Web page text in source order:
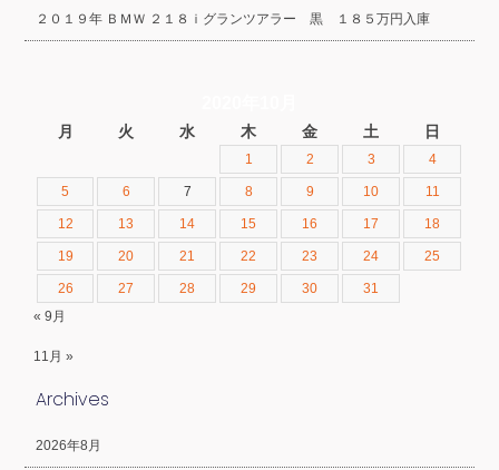
２０１９年 ＢＭＷ ２１８ｉグランツアラー 黒 １８５万円入庫
月 火 水 木 金 土 日
1 2 3 4
5 6 7 8 9 10 11
12 13 14 15 16 17 18
19 20 21 22 23 24 25
26 27 28 29 30
31
« 9月
11月 »
Archives
2026年8月